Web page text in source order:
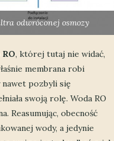
odwróconej osmozy
, której tutaj nie widać,
membrana robi
nawet pozbyli się
swoją rolę. Woda RO
Reasumując, obecność
wody, a jedynie